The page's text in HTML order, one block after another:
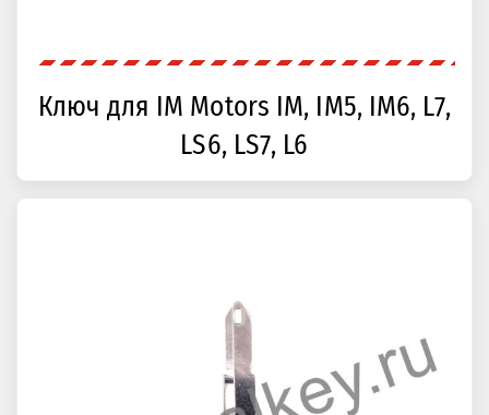
Ключ для IM Motors IM, IM5, IM6, L7,
LS6, LS7, L6